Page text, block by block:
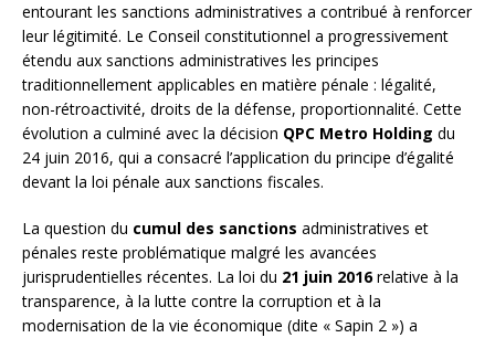
entourant les sanctions administratives a contribué à renforcer
leur légitimité. Le Conseil constitutionnel a progressivement
étendu aux sanctions administratives les principes
traditionnellement applicables en matière pénale : légalité,
non-rétroactivité, droits de la défense, proportionnalité. Cette
évolution a culminé avec la décision QPC Metro Holding du
24 juin 2016, qui a consacré l’application du principe d’égalité
devant la loi pénale aux sanctions fiscales.
La question du cumul des sanctions administratives et
pénales reste problématique malgré les avancées
jurisprudentielles récentes. La loi du 21 juin 2016relative à la
transparence, à la lutte contre la corruption et à la
modernisation de la vie économique (dite « Sapin 2 ») a